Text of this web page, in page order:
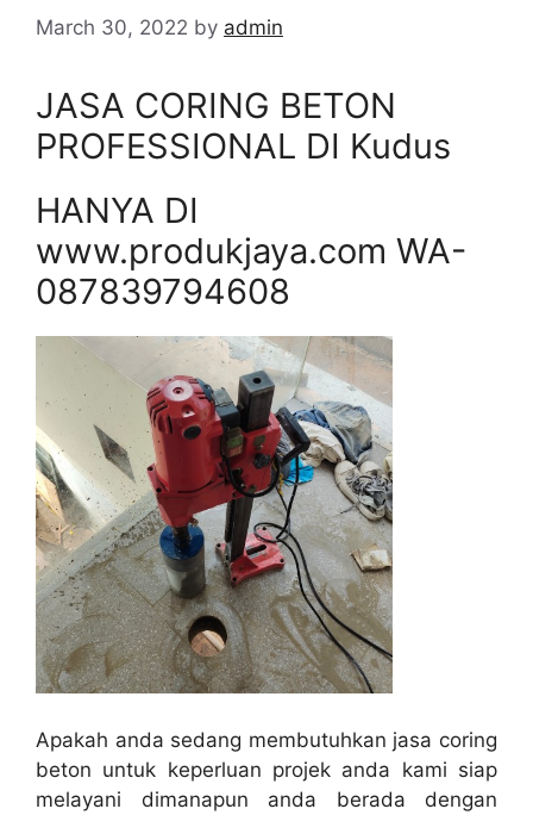
March 30, 2022 by admin
JASA CORING BETON
PROFESSIONAL DI Kudus
HANYA DI
www.produkjaya.com WA-
087839794608
Apakah anda sedang membutuhkan jasa coring
beton untuk keperluan projek anda kami siap
melayani dimanapun anda berada dengan